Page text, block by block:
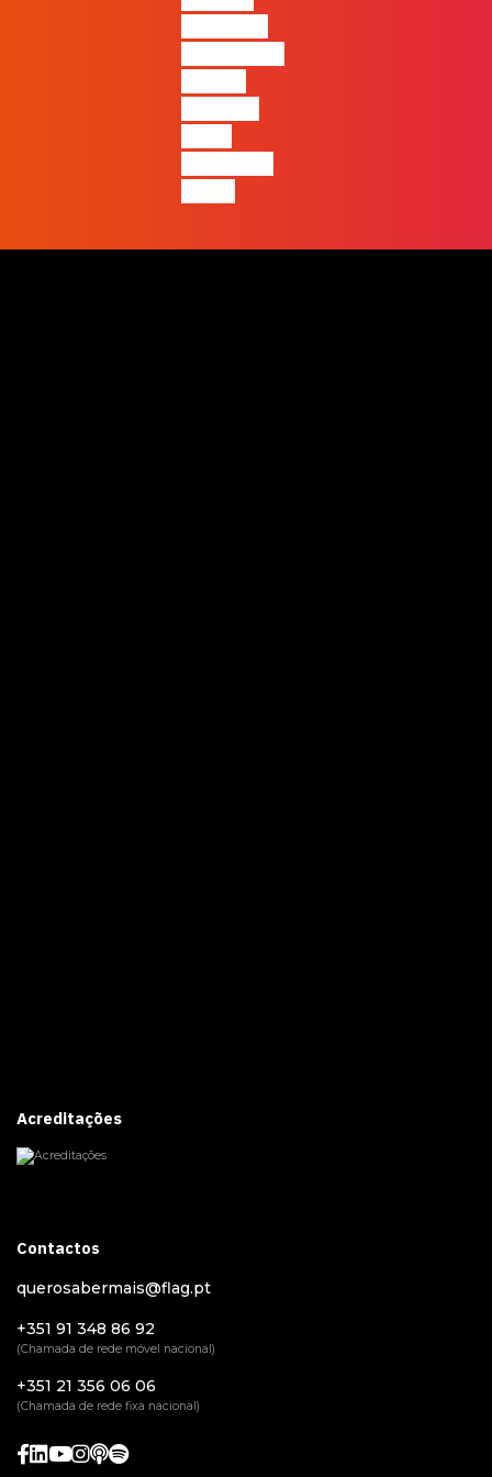
Acreditações
Contactos
querosabermais@flag.pt
+351 91 348 86 92
(Chamada de rede móvel nacional)
+351 21 356 06 06
(Chamada de rede fixa nacional)